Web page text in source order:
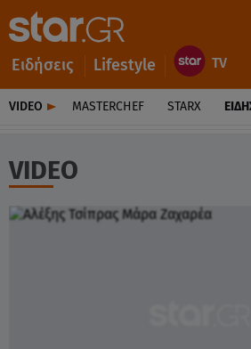
Ειδήσεις Lifestyle
VIDEO MASTERCHEF STARX
VIDEO